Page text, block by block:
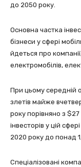
до 2050 року.
Основна частка
бізнеси у сфері
йдеться про
електромобілів,
При цьому середній
злетів майже
року порівняно з
інвесторів у цій
2020 року до понад
Спеціалізовані